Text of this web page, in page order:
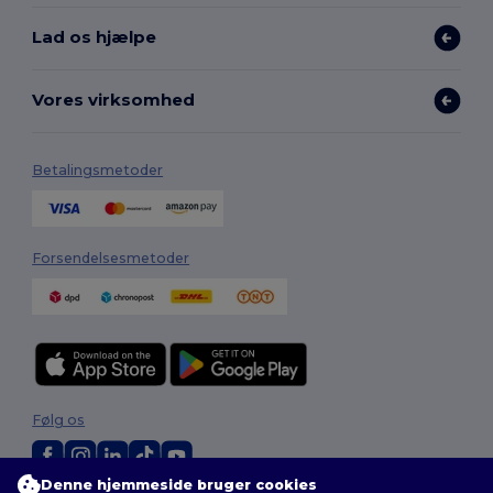
Lad os hjælpe
Vores virksomhed
Betalingsmetoder
Forsendelsesmetoder
Følg os
Denne hjemmeside bruger cookies